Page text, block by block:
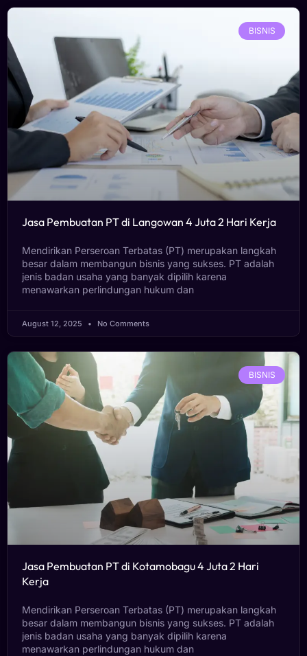
BISNIS
Jasa Pembuatan PT di Langowan 4 Juta 2 Hari Kerja
Mendirikan Perseroan Terbatas (PT) merupakan langkah
besar dalam membangun bisnis yang sukses. PT adalah
jenis badan usaha yang banyak dipilih karena
menawarkan perlindungan hukum dan
August 12, 2025 No Comments
BISNIS
Jasa Pembuatan PT di Kotamobagu 4 Juta 2 Hari
Kerja
Mendirikan Perseroan Terbatas (PT) merupakan langkah
besar dalam membangun bisnis yang sukses. PT adalah
jenis badan usaha yang banyak dipilih karena
menawarkan perlindungan hukum dan